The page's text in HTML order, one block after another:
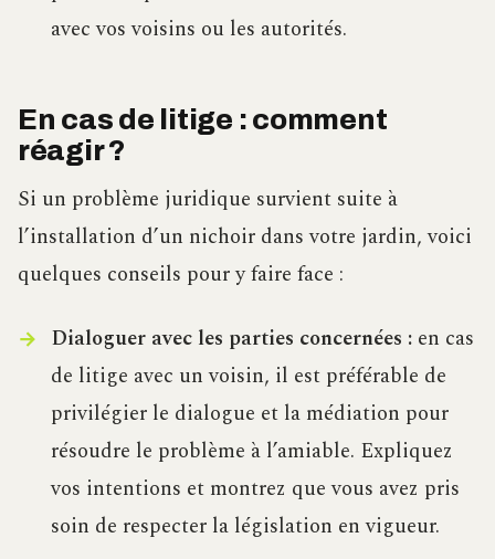
avec vos voisins ou les autorités.
En cas de litige : comment
réagir ?
Si un problème juridique survient suite à
l’installation d’un nichoir dans votre jardin, voici
quelques conseils pour y faire face :
Dialoguer avec les parties concernées :en cas
de litige avec un voisin, il est préférable de
privilégier le dialogue et la médiation pour
résoudre le problème à l’amiable. Expliquez
vos intentions et montrez que vous avez pris
soin de respecter la législation en vigueur.